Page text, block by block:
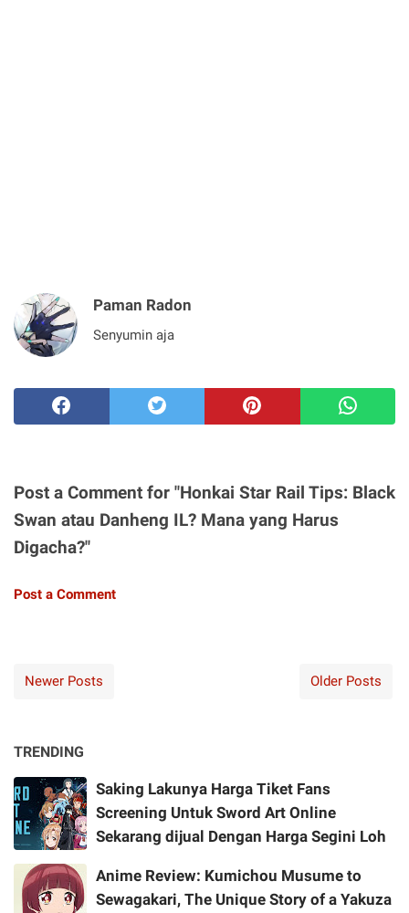
Paman Radon
Senyumin aja
Post a Comment for "Honkai Star Rail Tips: Black
Swan atau Danheng IL? Mana yang Harus
Digacha?"
Post a Comment
Newer Posts Older Posts
TRENDING
Saking Lakunya Harga Tiket Fans
Screening Untuk Sword Art Online
Sekarang dijual Dengan Harga Segini Loh
Anime Review: Kumichou Musume to
Sewagakari, The Unique Story of a Yakuza